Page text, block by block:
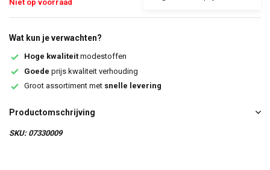
Niet op voorraad
Wat kun je verwachten?
Hoge kwaliteit modestoffen
Goede prijs kwaliteit verhouding
Groot assortiment met snelle levering
Productomschrijving
SKU: 07330009